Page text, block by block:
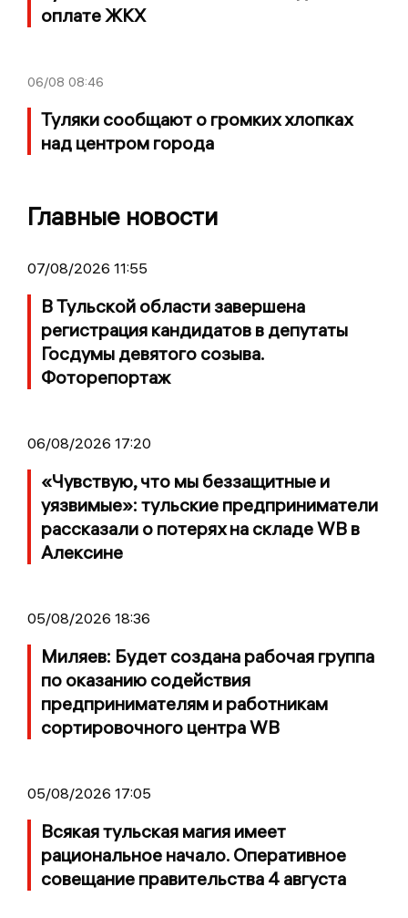
оплате ЖКХ
06/08 08:46
Туляки сообщают о громких хлопках
над центром города
Главные новости
07/08/2026 11:55
В Тульской области завершена
регистрация кандидатов в депутаты
Госдумы девятого созыва.
Фоторепортаж
06/08/2026 17:20
«Чувствую, что мы беззащитные и
уязвимые»: тульские предприниматели
рассказали о потерях на складе WB в
Алексине
05/08/2026 18:36
Миляев: Будет создана рабочая группа
по оказанию содействия
предпринимателям и работникам
сортировочного центра WB
05/08/2026 17:05
Всякая тульская магия имеет
рациональное начало. Оперативное
совещание правительства 4 августа